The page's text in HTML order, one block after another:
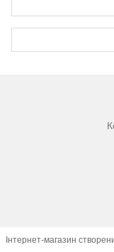
Інтернет-магазин